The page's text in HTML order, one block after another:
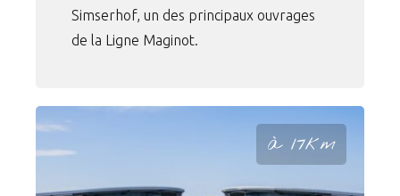
Simserhof, un des principaux ouvrages
de la Ligne Maginot.
à 17km